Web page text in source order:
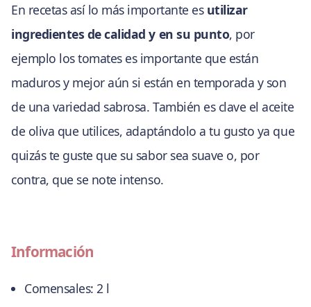
En recetas así lo más importante es utilizar
ingredientes de calidad y en su punto, por
ejemplo los tomates es importante que están
maduros y mejor aún si están en temporada y son
de una variedad sabrosa. También es clave el aceite
de oliva que utilices, adaptándolo a tu gusto ya que
quizás te guste que su sabor sea suave o, por
contra, que se note intenso.
Información
Comensales: 2 l